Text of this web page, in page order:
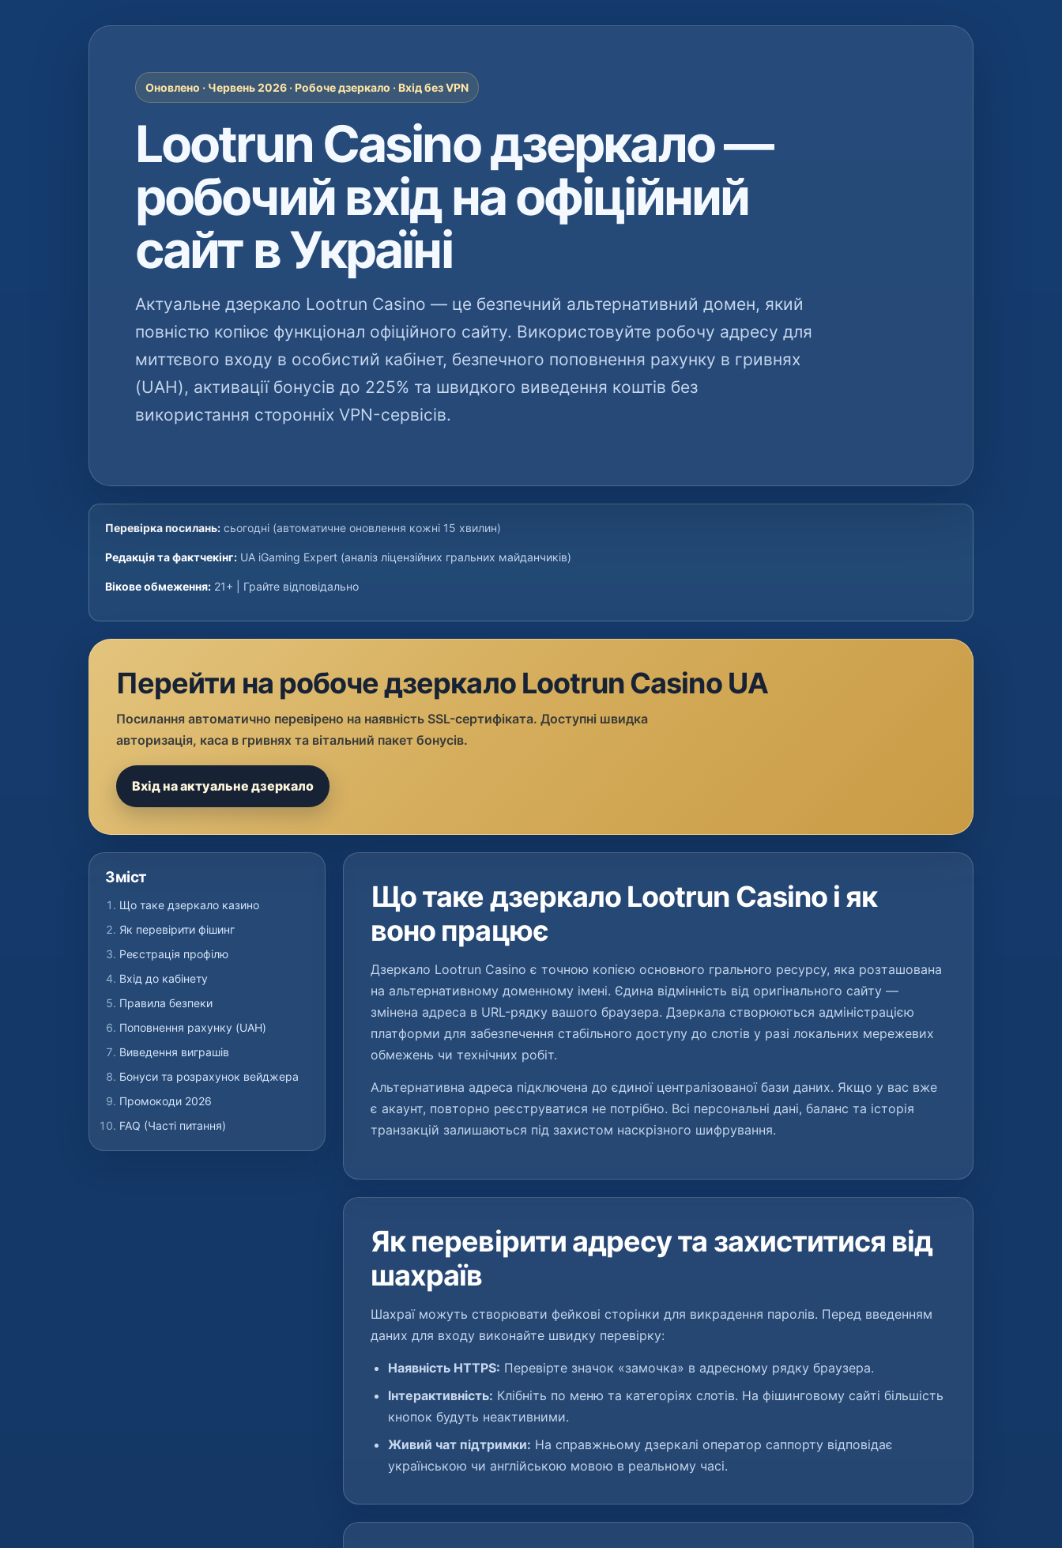
Оновлено · Червень 2026 · Робоче дзеркало · Вхід без VPN
Lootrun Casino дзеркало —
робочий вхід на офіційний
сайт в Україні
Актуальне дзеркало Lootrun Casino — це безпечний альтернативний домен, який
повністю копіює функціонал офіційного сайту. Використовуйте робочу адресу для
миттєвого входу в особистий кабінет, безпечного поповнення рахунку в гривнях
(UAH), активації бонусів до 225% та швидкого виведення коштів без
використання сторонніх VPN-сервісів.
Перевірка посилань: сьогодні (автоматичне оновлення кожні 15 хвилин)
Редакція та фактчекінг: UA iGaming Expert (аналіз ліцензійних гральних майданчиків)
Вікове обмеження: 21+ | Грайте відповідально
Перейти на робоче дзеркало Lootrun Casino UA
Посилання автоматично перевірено на наявність SSL-сертифіката. Доступні швидка
авторизація, каса в гривнях та вітальний пакет бонусів.
Вхід на актуальне дзеркало
Зміст
Що таке дзеркало казино
Як перевірити фішинг
Реєстрація профілю
Вхід до кабінету
Правила безпеки
Поповнення рахунку (UAH)
Виведення виграшів
Бонуси та розрахунок вейджера
Промокоди 2026
FAQ (Часті питання)
Що таке дзеркало Lootrun Casino і як
воно працює
Дзеркало Lootrun Casino є точною копією основного грального ресурсу, яка розташована
на альтернативному доменному імені. Єдина відмінність від оригінального сайту —
змінена адреса в URL-рядку вашого браузера. Дзеркала створюються адміністрацією
платформи для забезпечення стабільного доступу до слотів у разі локальних мережевих
обмежень чи технічних робіт.
Альтернативна адреса підключена до єдиної централізованої бази даних. Якщо у вас вже
є акаунт, повторно реєструватися не потрібно. Всі персональні дані, баланс та історія
транзакцій залишаються під захистом наскрізного шифрування.
Як перевірити адресу та захиститися від
шахраїв
Шахраї можуть створювати фейкові сторінки для викрадення паролів. Перед введенням
даних для входу виконайте швидку перевірку:
Наявність HTTPS: Перевірте значок «замочка» в адресному рядку браузера.
Інтерактивність: Клібніть по меню та категоріях слотів. На фішинговому сайті більшість
кнопок будуть неактивними.
Живий чат підтримки: На справжньому дзеркалі оператор саппорту відповідає
українською чи англійською мовою в реальному часі.